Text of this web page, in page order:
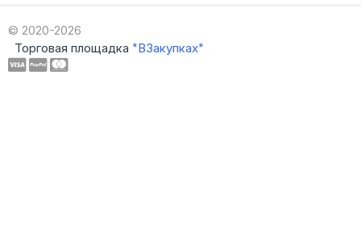
© 2020-2026
Торговая площадка "ВЗакупках"